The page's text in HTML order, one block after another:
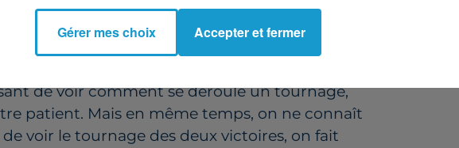
en cent fois mieux parce qu'il y a toute
de voir comment se déroule un tournage,
patient. Mais en même temps, on ne connaît
voir le tournage des deux victoires, on fait
Gérer mes choix Accepter et fermer